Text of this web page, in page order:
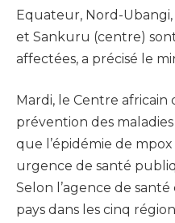
Equateur, Nord-
et Sankuru (centre)
affectées, a précisé le
Mardi, le Centre
prévention des
que l’épidémie de
urgence de santé
Selon l’agence de santé
pays dans les cinq